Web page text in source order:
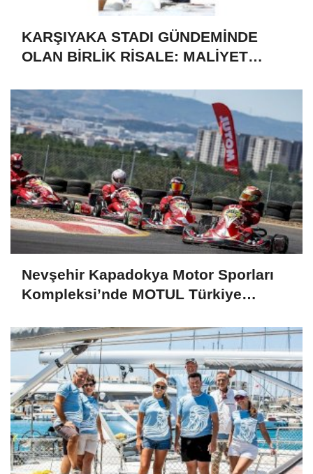
KARŞIYAKA STADI GÜNDEMİNDE
OLAN BİRLİK RİSALE: MALİYET
TEŞVİKLERİ
Nevşehir Kapadokya Motor Sporları
Kompleksi’nde MOTUL Türkiye
Heyecanı